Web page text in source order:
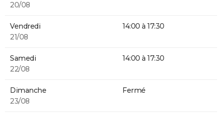
20/08
Vendredi
21/08
14:00 à 17:30
Samedi
22/08
14:00 à 17:30
Dimanche
23/08
Fermé